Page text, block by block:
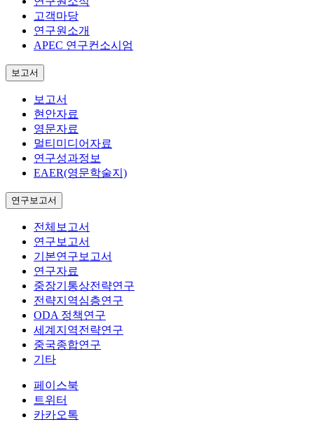
고객마당
연구원소개
APEC 연구컨소시엄
보고서
보고서
현안자료
영문자료
멀티미디어자료
연구성과정보
EAER(영문학술지)
연구보고서
전체보고서
연구보고서
기본연구보고서
연구자료
중장기통상전략연구
전략지역심층연구
ODA 정책연구
세계지역전략연구
중국종합연구
기타
페이스북
트위터
카카오톡